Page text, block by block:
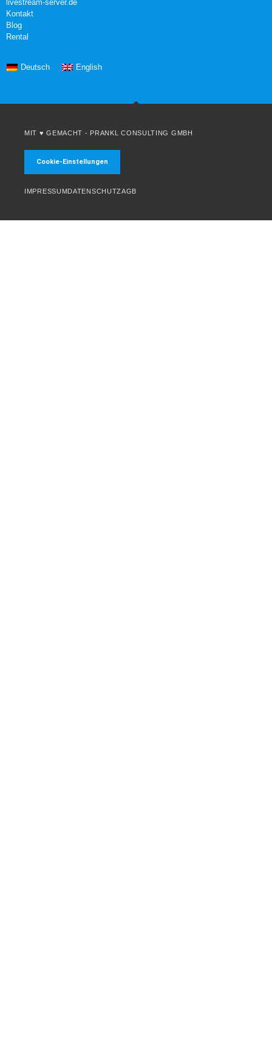
livestream-server.de
Kontakt
Blog
Rental
Deutsch English
MIT ♥ GEMACHT - PRANKL CONSULTING GMBH
Cookie-Einstellungen
IMPRESSUMDATENSCHUTZAGB